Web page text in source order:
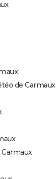
de Carmaux